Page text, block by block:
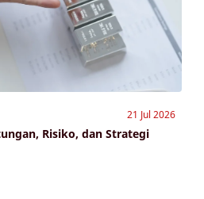
21 Jul 2026
Risiko, dan Strategi